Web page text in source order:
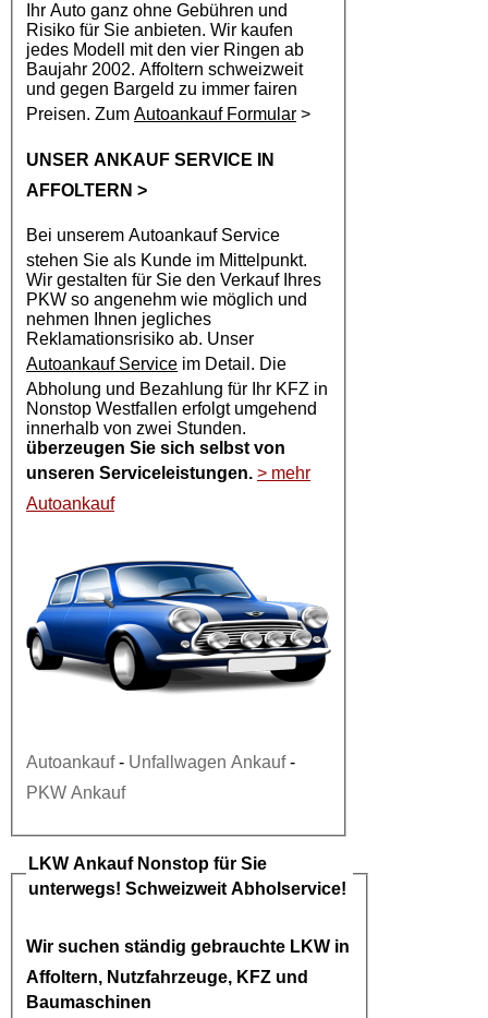
Ihr Auto ganz ohne Gebühren und
Risiko für Sie anbieten. Wir kaufen
jedes Modell mit den vier Ringen ab
Baujahr 2002. Affoltern schweizweit
und gegen Bargeld zu immer fairen
Preisen. Zum Autoankauf Formular >
UNSER ANKAUF SERVICE IN
AFFOLTERN >
Bei unserem AutoankaufService
stehen Sie als Kunde im Mittelpunkt.
Wir gestalten für Sie den Verkauf Ihres
PKW so angenehm wie möglich und
nehmen Ihnen jegliches
Reklamationsrisiko ab. Unser
Autoankauf Service im Detail. Die
Abholung und Bezahlung für Ihr KFZ in
Nonstop Westfallen erfolgt umgehend
innerhalb von zwei Stunden.
überzeugen Sie sich selbst von
unseren Serviceleistungen. > mehr
Autoankauf
Autoankauf- Unfallwagen Ankauf-
PKW Ankauf
LKW AnkaufNonstop für Sie
unterwegs! Schweizweit Abholservice!
Wir suchen ständig gebrauchte LKW in
Affoltern, Nutzfahrzeuge, KFZ und
Baumaschinen